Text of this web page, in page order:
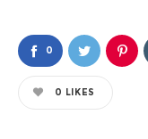
0
0 LIKES